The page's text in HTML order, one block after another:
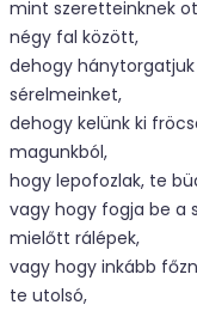
mint szeretteinknek
négy fal között,
dehogy
sérelmeinket,
dehogy kelünk ki
magunkból,
hogy lepofozlak, te
vagy hogy fogja be a
mielőtt rálépek,
vagy hogy inkább
te utolsó,